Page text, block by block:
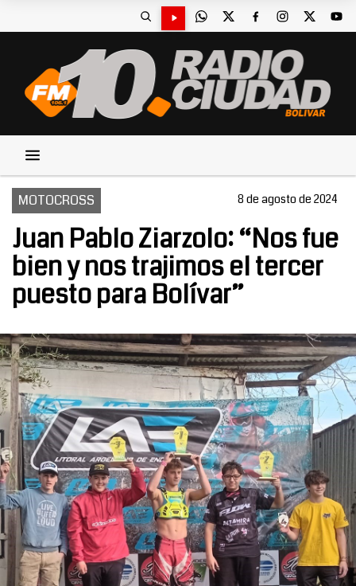
MOTOCROSS 8 de agosto de 2024
Juan Pablo Ziarzolo: “Nos fue
bien y nos trajimos el tercer
puesto para Bolívar”